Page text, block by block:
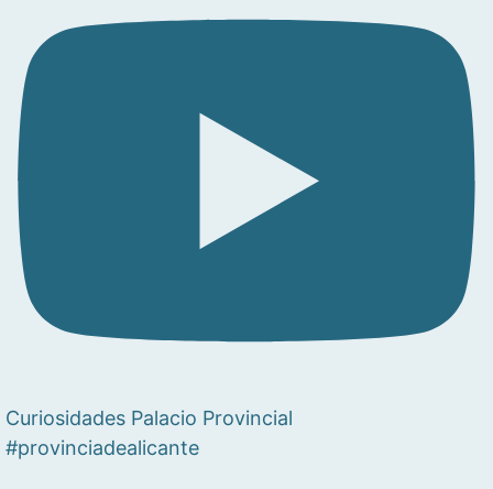
Curiosidades Palacio Provincial
#provinciadealicante